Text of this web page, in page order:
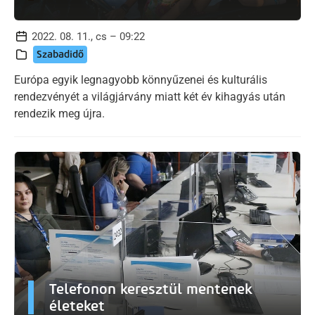
2022. 08. 11., cs – 09:22
Szabadidő
Európa egyik legnagyobb könnyűzenei és kulturális
rendezvényét a világjárvány miatt két év kihagyás után
rendezik meg újra.
Telefonon keresztül mentenek
életeket